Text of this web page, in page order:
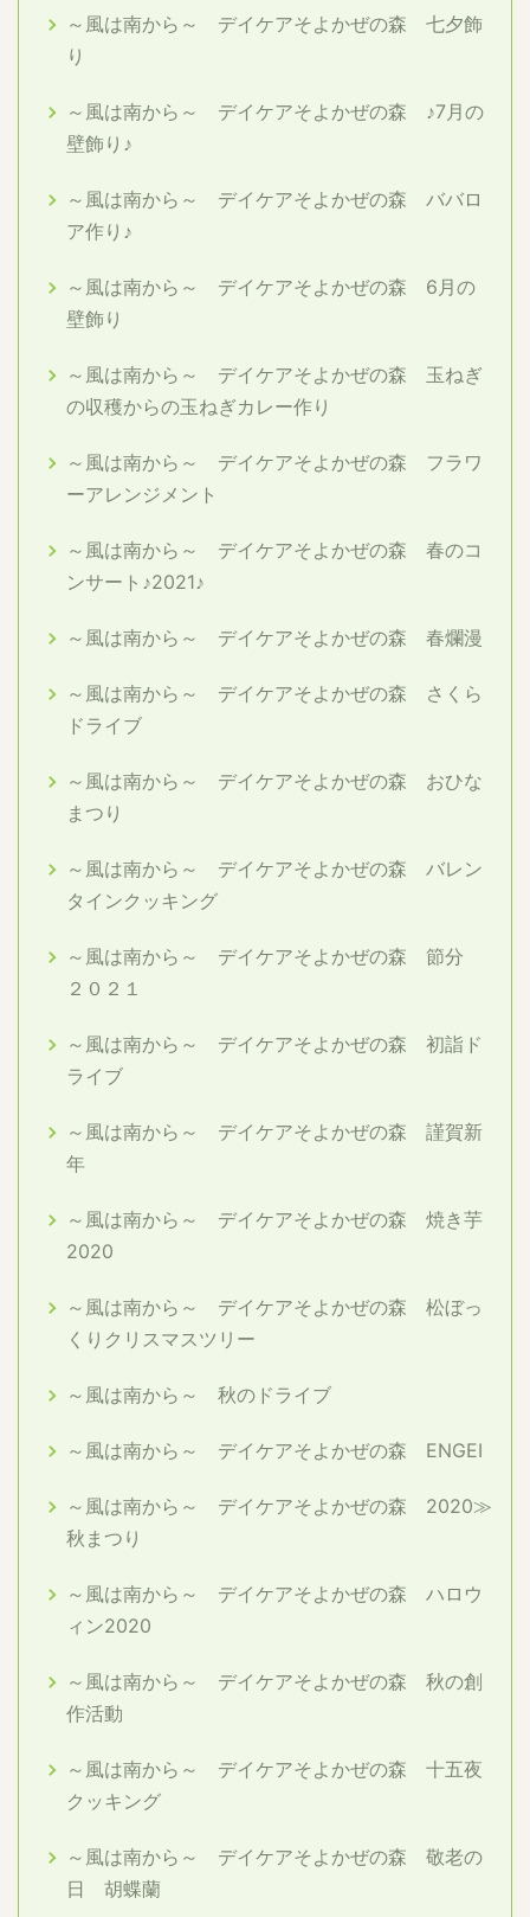
～風は南から～ デイケアそよかぜの森 七夕飾
り
～風は南から～ デイケアそよかぜの森 ♪7月の
壁飾り♪
～風は南から～ デイケアそよかぜの森 ババロ
ア作り♪
～風は南から～ デイケアそよかぜの森 6月の
壁飾り
～風は南から～ デイケアそよかぜの森 玉ねぎ
の収穫からの玉ねぎカレー作り
～風は南から～ デイケアそよかぜの森 フラワ
ーアレンジメント
～風は南から～ デイケアそよかぜの森 春のコ
ンサート♪2021♪
～風は南から～ デイケアそよかぜの森 春爛漫
～風は南から～ デイケアそよかぜの森 さくら
ドライブ
～風は南から～ デイケアそよかぜの森 おひな
まつり
～風は南から～ デイケアそよかぜの森 バレン
タインクッキング
～風は南から～ デイケアそよかぜの森 節分
２０２１
～風は南から～ デイケアそよかぜの森 初詣ド
ライブ
～風は南から～ デイケアそよかぜの森 謹賀新
年
～風は南から～ デイケアそよかぜの森 焼き芋
2020
～風は南から～ デイケアそよかぜの森 松ぼっ
くりクリスマスツリー
～風は南から～ 秋のドライブ
～風は南から～ デイケアそよかぜの森 ENGEI
～風は南から～ デイケアそよかぜの森 2020≫
秋まつり
～風は南から～ デイケアそよかぜの森 ハロウ
ィン2020
～風は南から～ デイケアそよかぜの森 秋の創
作活動
～風は南から～ デイケアそよかぜの森 十五夜
クッキング
～風は南から～ デイケアそよかぜの森 敬老の
日 胡蝶蘭